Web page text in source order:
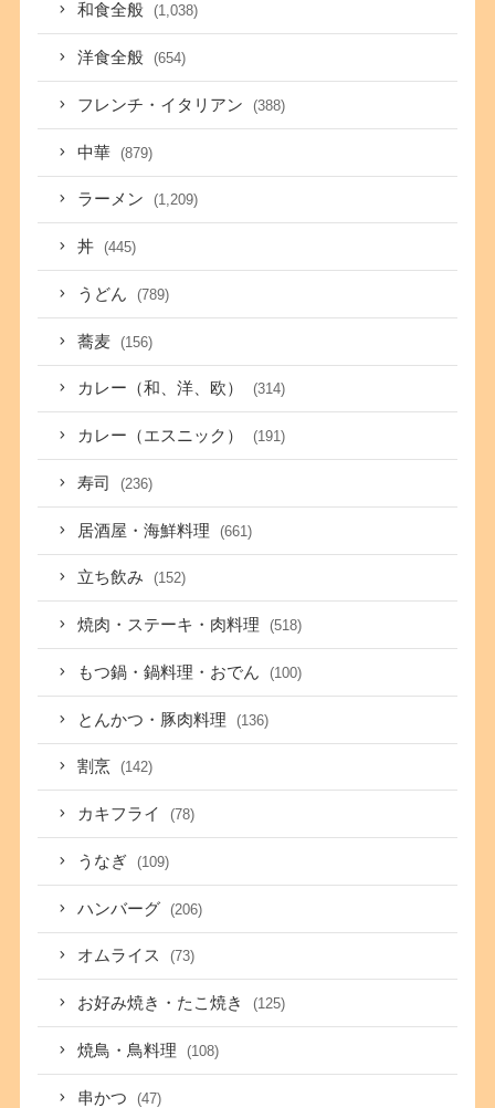
和食全般 (1,038)
洋食全般 (654)
フレンチ・イタリアン (388)
中華 (879)
ラーメン (1,209)
丼 (445)
うどん (789)
蕎麦 (156)
カレー（和、洋、欧） (314)
カレー（エスニック） (191)
寿司 (236)
居酒屋・海鮮料理 (661)
立ち飲み (152)
焼肉・ステーキ・肉料理 (518)
もつ鍋・鍋料理・おでん (100)
とんかつ・豚肉料理 (136)
割烹 (142)
カキフライ (78)
うなぎ (109)
ハンバーグ (206)
オムライス (73)
お好み焼き・たこ焼き (125)
焼鳥・鳥料理 (108)
串かつ (47)